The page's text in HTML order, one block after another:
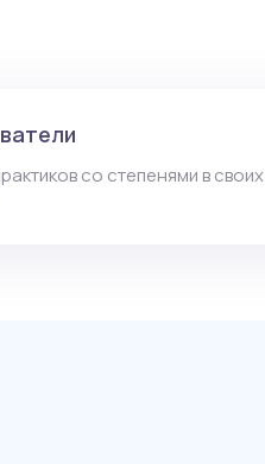
со степенями в своих